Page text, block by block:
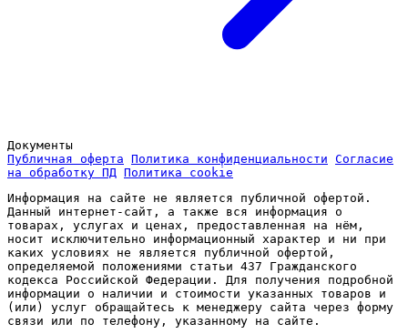
Документы
Публичная оферта Политика конфиденциальности Согласие
на обработку ПД Политика cookie
Информация на сайте не является публичной офертой.
Данный интернет-сайт, а также вся информация о
товарах, услугах и ценах, предоставленная на нём,
носит исключительно информационный характер и ни при
каких условиях не является публичной офертой,
определяемой положениями статьи 437 Гражданского
кодекса Российской Федерации. Для получения подробной
информации о наличии и стоимости указанных товаров и
(или) услуг обращайтесь к менеджеру сайта через форму
связи или по телефону, указанному на сайте.